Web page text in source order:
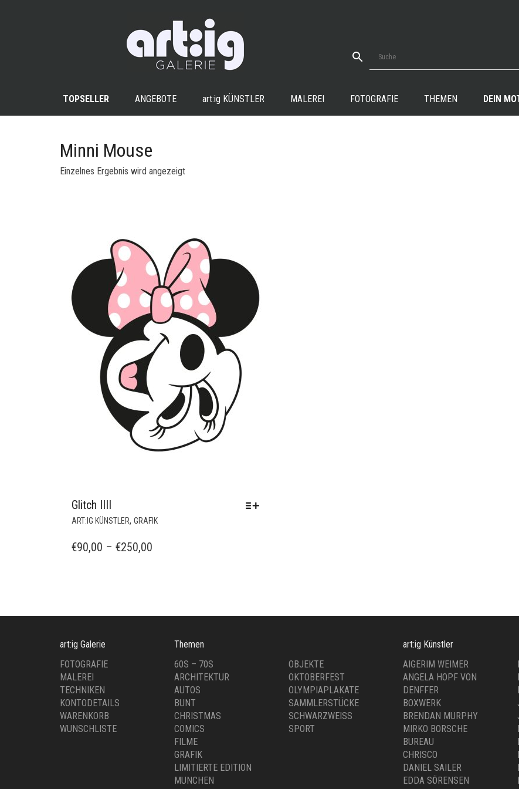
TOPSELLER ANGEBOTE art:ig KÜNSTLER MALEREI FOTOGRAFIE THEMEN DEIN
Minni Mouse
Einzelnes Ergebnis wird angezeigt
Glitch IIII
ART:IG KÜNSTLER, GRAFIKDIESES
PRODUKTSEITE
GEWÄHLT
WERDEN
€90,00 – €250,00
art:ig Galerie
FOTOGRAFIE
MALEREI
TECHNIKEN
KONTODETAILS
WARENKORB
WUNSCHLISTE
Themen
60S – 70S
ARCHITEKTUR
AUTOS
BUNT
CHRISTMAS
COMICS
FILME
GRAFIK
LIMITIERTE EDITION
MUNCHEN
OBJEKTE
OKTOBERFEST
OLYMPIAPLAKATE
SAMMLERSTÜCKE
SCHWARZWEISS
SPORT
art:ig Künstler
AIGERIM WEIMER
ANGELA HOPF VON
DENFFER
BOXWERK
BRENDAN MURPHY
MIRKO BORSCHE
BUREAU
CHRISCO
DANIEL SAILER
EDDA SÖRENSEN